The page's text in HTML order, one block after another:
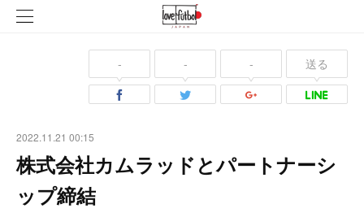
- - - 送る
2022.11.21 00:15
株式会社カムラッドとパートナーシ
ップ締結